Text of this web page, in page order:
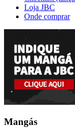
Loja JBC
Onde comprar
Mangás